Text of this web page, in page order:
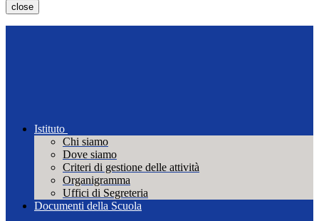
close
Istituto
Chi siamo
Dove siamo
Criteri di gestione delle attività
Organigramma
Uffici di Segreteria
Documenti della Scuola